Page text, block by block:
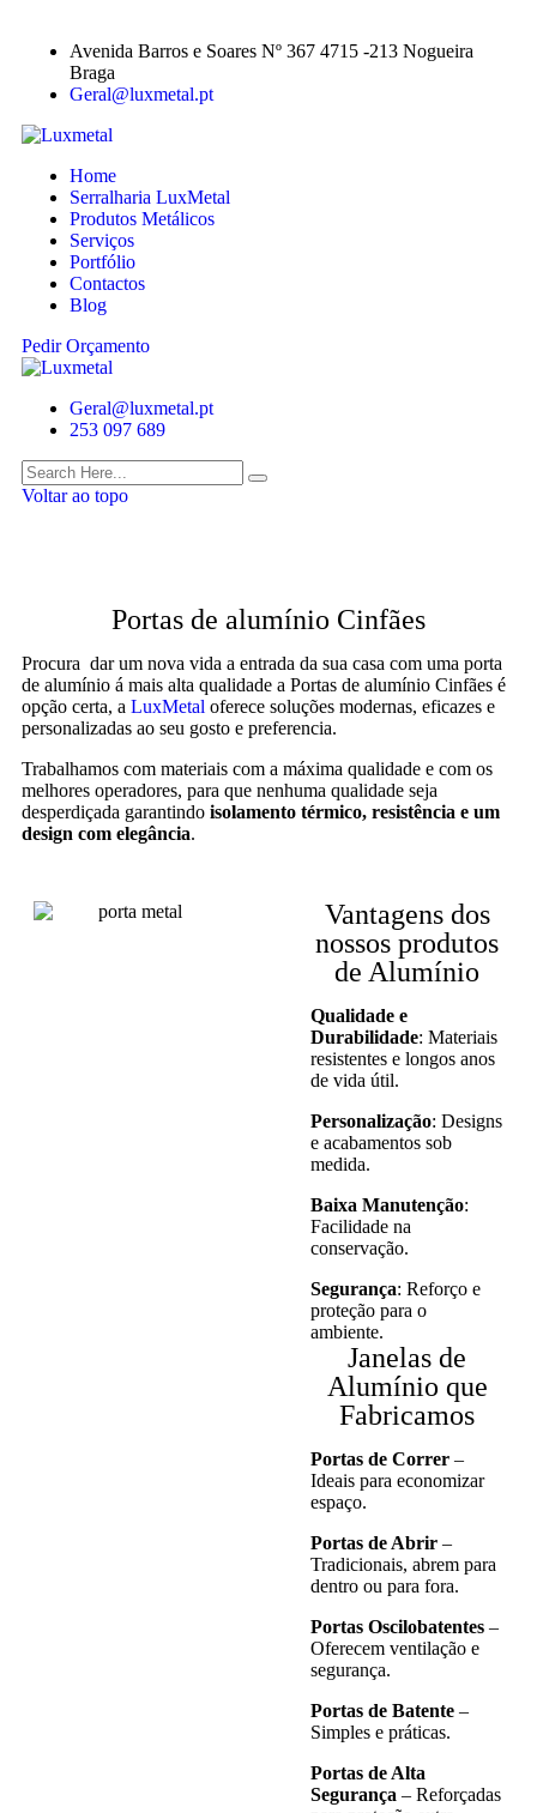
Avenida Barros e Soares Nº 367 4715 -213 Nogueira
Braga
Geral@luxmetal.pt
Home
Serralharia LuxMetal
Produtos Metálicos
Serviços
Portfólio
Contactos
Blog
Pedir Orçamento
Geral@luxmetal.pt
253 097 689
Voltar ao topo
Portas de alumínio Cinfães
Procura dar um nova vida a entrada da sua casa com uma porta
de alumínio á mais alta qualidade a Portas de alumínio Cinfães é
opção certa, a LuxMetal oferece soluções modernas, eficazes e
personalizadas ao seu gosto e preferencia.
Trabalhamos com materiais com a máxima qualidade e com os
melhores operadores, para que nenhuma qualidade seja
desperdiçada garantindo isolamento térmico, resistência e um
design com elegância.
Vantagens dos
nossos produtos
de Alumínio
Qualidade e
Durabilidade: Materiais
resistentes e longos anos
de vida útil.
Personalização: Designs
e acabamentos sob
medida.
Baixa Manutenção:
Facilidade na
conservação.
Segurança: Reforço e
proteção para o
ambiente.
Janelas de
Alumínio que
Fabricamos
Portas de Correr –
Ideais para economizar
espaço.
Portas de Abrir –
Tradicionais, abrem para
dentro ou para fora.
Portas Oscilobatentes –
Oferecem ventilação e
segurança.
Portas de Batente –
Simples e práticas.
Portas de Alta
Segurança – Reforçadas